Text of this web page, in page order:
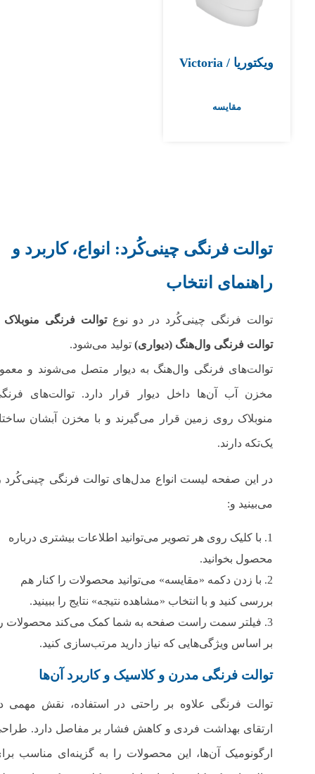
ویکتوریا / Victoria
مقایسه
توالت‌ فرنگی چینی‌کُرد: انواع، کاربرد و
راهنمای انتخاب
توالت‌ فرنگی چینی‌کُرد در دو نوعتوالت‌ فرنگی منوبلاک
توالت‌ فرنگی وال‌هنگ (دیواری) تولید می‌شود.
توالت‌های فرنگی وال‌هنگ به دیوار متصل می‌شوند و
مخزن آب آن‌ها داخل دیوار قرار دارد. توالت‌های
منوبلاک روی زمین قرار می‌گیرند و با مخزن آبشان
یک‌تکه دارند.
در این صفحه لیست انواع مدل‌های توالت‌ فرنگی چینی‌کُرد
می‌بینید و:
با کلیک روی هر تصویر می‌توانید اطلاعات بیشتری درباره
محصول بخوانید.
با زدن دکمه «مقایسه» می‌توانید محصولات را کنار هم
بررسی کنید و با انتخاب «مشاهده نتیجه» نتایج را ببینید.
فیلتر سمت راست صفحه به شما کمک می‌کند محصولات
بر اساس ویژگی‌هایی که نیاز دارید مرتب‌سازی کنید.
توالت‌ فرنگی مدرن و کلاسیک و کاربرد آن‌ها
توالت‌ فرنگی علاوه بر راحتی در استفاده، نقش مهمی
ارتقای بهداشت فردی و کاهش فشار بر مفاصل دارد.
ارگونومیک آن‌ها، این محصولات را به گزینه‌ای مناسب